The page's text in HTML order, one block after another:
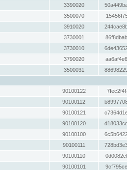
3390020
3500070
3910020
3730001
3730010
3790020
3500031
90100122
90100112
90100121
90100120
90100100
90100111
90100110
90100101